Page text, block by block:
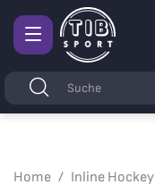
StichwörterSuchen
Afficher
navigation
Home Inline Hockey